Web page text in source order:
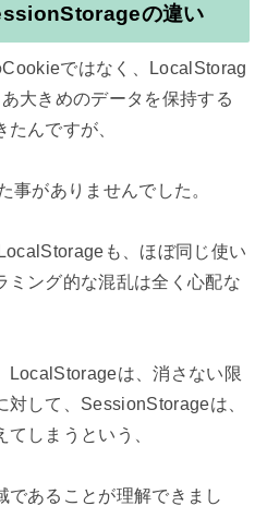
の違い
ではなく、LocalStorag
大きめのデータを保持する
んですが、
事がありませんでした。
も、ほぼ同じ使い
ミング的な混乱は全く心配な
LocalStorageは、消さない限
対して、SessionStorageは、
しまうという、
であることが理解できまし